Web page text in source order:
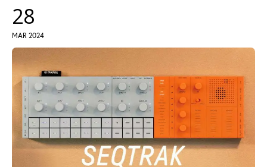
Web Log
28
MAR 2024